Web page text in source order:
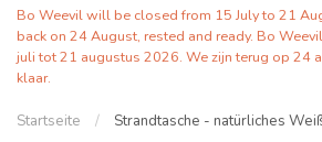
Bo Weevil will be closed from 15 July to 21
back on 24 August, rested and ready. Bo
juli tot 21 augustus 2026. We zijn terug op 24
klaar.
Startseite / Strandtasche - natürliches